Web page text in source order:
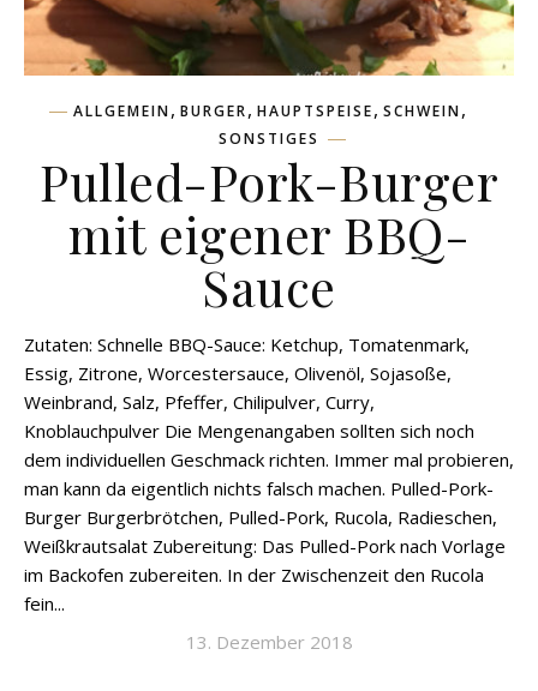
ALLGEMEIN, BURGER, HAUPTSPEISE, SCHWEIN,
SONSTIGES
Pulled-Pork-Burger
mit eigener BBQ-
Sauce
Zutaten: Schnelle BBQ-Sauce: Ketchup, Tomatenmark,
Essig, Zitrone, Worcestersauce, Olivenöl, Sojasoße,
Weinbrand, Salz, Pfeffer, Chilipulver, Curry,
Knoblauchpulver Die Mengenangaben sollten sich noch
dem individuellen Geschmack richten. Immer mal probieren,
man kann da eigentlich nichts falsch machen. Pulled-Pork-
Burger Burgerbrötchen, Pulled-Pork, Rucola, Radieschen,
Weißkrautsalat Zubereitung: Das Pulled-Pork nach Vorlage
im Backofen zubereiten. In der Zwischenzeit den Rucola
fein...
13. Dezember 2018